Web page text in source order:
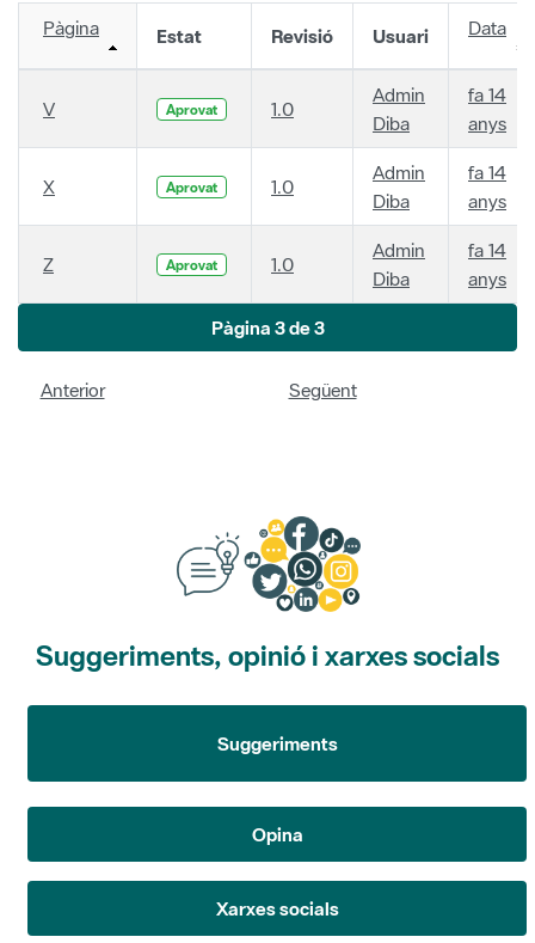
Pàgina Estat Revisió Usuari Data
V Aprovat 1.0
Admin
Diba
fa 14
anys
X Aprovat 1.0
Admin
Diba
fa 14
anys
Z Aprovat 1.0
Admin
Diba
fa 14
anys
Pàgina 3 de 3
Anterior Següent
Suggeriments, opinió i xarxes socials
Suggeriments
Opina
Xarxes socials